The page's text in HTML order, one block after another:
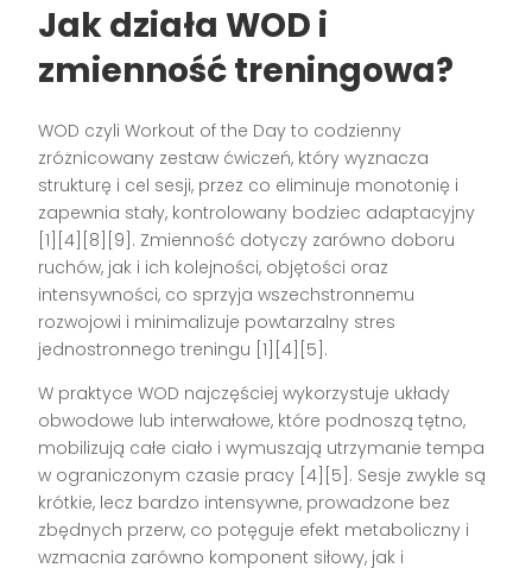
Jak działa WOD i
zmienność treningowa?
WOD czyli Workout of the Day to codzienny
zróżnicowany zestaw ćwiczeń, który wyznacza
strukturę i cel sesji, przez co eliminuje monotonię i
zapewnia stały, kontrolowany bodziec adaptacyjny
[1][4][8][9]. Zmienność dotyczy zarówno doboru
ruchów, jak i ich kolejności, objętości oraz
intensywności, co sprzyja wszechstronnemu
rozwojowi i minimalizuje powtarzalny stres
jednostronnego treningu [1][4][5].
W praktyce WOD najczęściej wykorzystuje układy
obwodowe lub interwałowe, które podnoszą tętno,
mobilizują całe ciało i wymuszają utrzymanie tempa
w ograniczonym czasie pracy [4][5]. Sesje zwykle są
krótkie, lecz bardzo intensywne, prowadzone bez
zbędnych przerw, co potęguje efekt metaboliczny i
wzmacnia zarówno komponent siłowy, jak i